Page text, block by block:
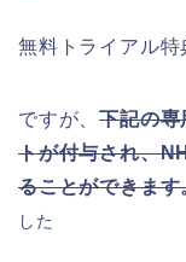
無料トライアル特
ですが、下記の専
トが付与され、
ることができま
した